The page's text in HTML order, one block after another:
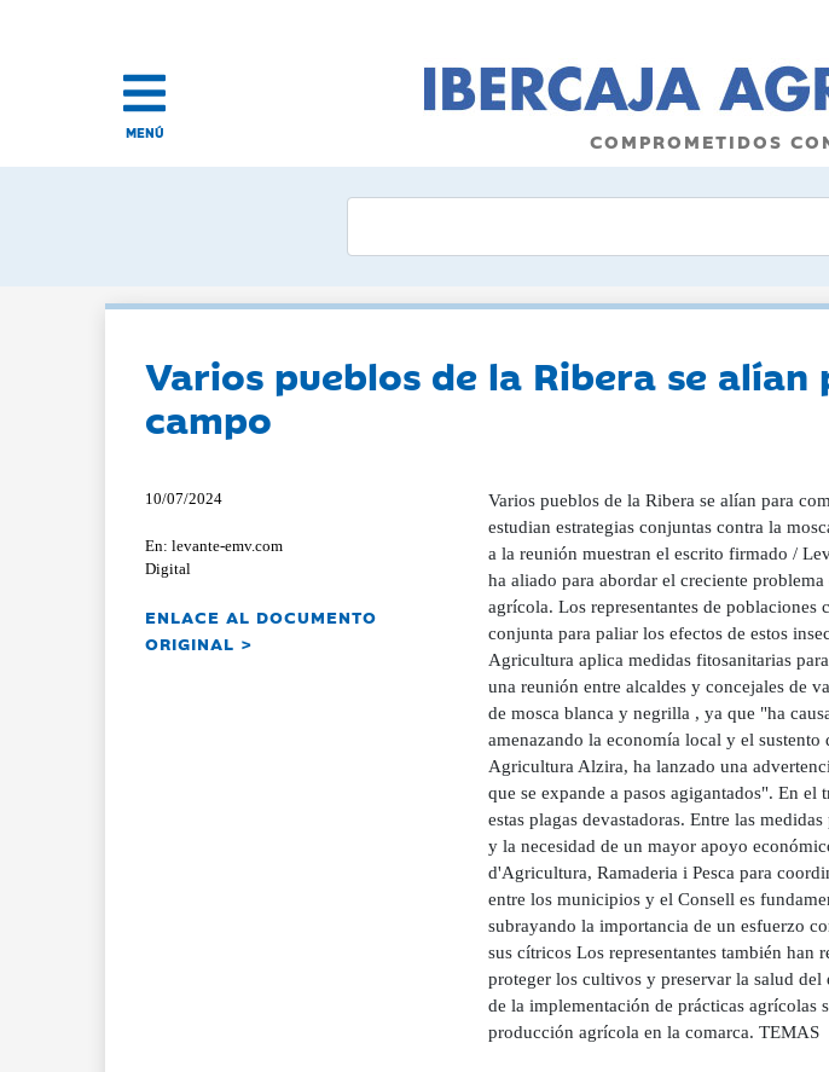
MENÚ COMPROMETIDOS
Varios pueblos de la Ribera se
campo
10/07/2024
En: levante-emv.com
Digital
ENLACE AL DOCUMENTO
ORIGINAL >
Varios pueblos de la Ribera se alían para
estudian estrategias conjuntas contra la
a la reunión muestran el escrito firmado /
ha aliado para abordar el creciente
agrícola. Los representantes de
conjunta para paliar los efectos de estos
Agricultura aplica medidas fitosanitarias
una reunión entre alcaldes y concejales de
de mosca blanca y negrilla , ya que "ha
amenazando la economía local y el
Agricultura Alzira, ha lanzado una
que se expande a pasos agigantados". En
estas plagas devastadoras. Entre las
y la necesidad de un mayor apoyo
d'Agricultura, Ramaderia i Pesca para
entre los municipios y el Consell es
subrayando la importancia de un esfuerzo
sus cítricos Los representantes también han
proteger los cultivos y preservar la salud
de la implementación de prácticas agrícolas
producción agrícola en la comarca. TEMAS